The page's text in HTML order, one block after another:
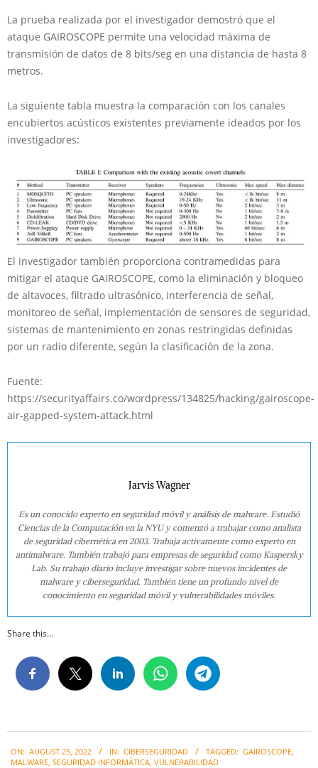
La prueba realizada por el investigador demostró que el
ataque GAIROSCOPE permite una velocidad máxima de
transmisión de datos de 8 bits/seg en una distancia de hasta 8
metros.
La siguiente tabla muestra la comparación con los canales
encubiertos acústicos existentes previamente ideados por los
investigadores:
El investigador también proporciona contramedidas para
mitigar el ataque GAIROSCOPE, como la eliminación y bloqueo
de altavoces, filtrado ultrasónico, interferencia de señal,
monitoreo de señal, implementación de sensores de seguridad,
sistemas de mantenimiento en zonas restringidas definidas
por un radio diferente, según la clasificación de la zona.
Fuente:
https://securityaffairs.co/wordpress/134825/hacking/gairoscope-
air-gapped-system-attack.html
Jarvis Wagner
Es un conocido experto en seguridad móvil y análisis de malware. Estudió
Ciencias de la Computación en la NYU y comenzó a trabajar como analista
de seguridad cibernética en 2003. Trabaja activamente como experto en
antimalware. También trabajó para empresas de seguridad como Kaspersky
Lab. Su trabajo diario incluye investigar sobre nuevos incidentes de
malware y ciberseguridad. También tiene un profundo nivel de
conocimiento en seguridad móvil y vulnerabilidades móviles.
Share this...
08-
ON: AUGUST 25, 2022 IN: CIBERSEGURIDAD TAGGED: GAIROSCOPE
MALWARE SEGURIDAD INFORMÁTICA VULNERABILIDAD